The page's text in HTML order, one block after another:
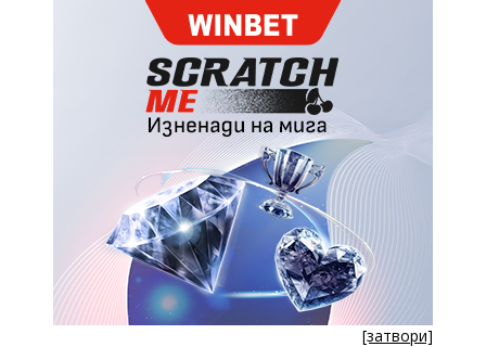
[затвори]